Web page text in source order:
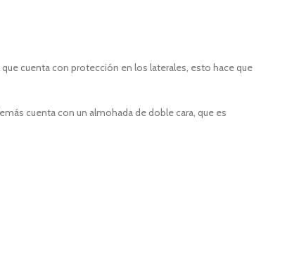
cuenta con protección en los laterales, esto hace que
cuenta con un almohada de doble cara, que es